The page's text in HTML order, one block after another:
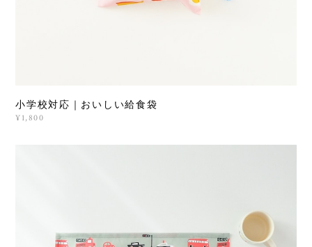
小学校対応｜おいしい給食袋
¥1,800